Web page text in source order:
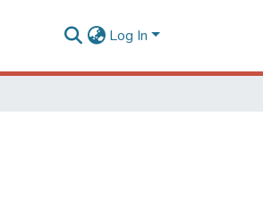
Log In